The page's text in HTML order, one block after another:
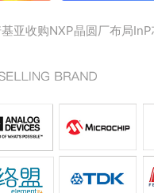
亚收购NXP晶圆厂布局InP
组建AI芯片团队
二季度营收增50%，数据